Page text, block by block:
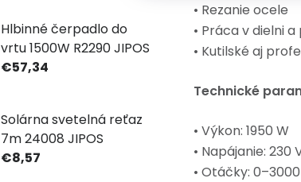
Hlbinné čerpadlo do
vrtu 1500W R2290 JIPOS
€57,34
Solárna svetelná reťaz
7m 24008 JIPOS
€8,57
• Rezanie ocele
• Práca v dielni
• Kutilské aj
Technické
• Výkon: 1950 W
• Napájanie: 230
• Otáčky: